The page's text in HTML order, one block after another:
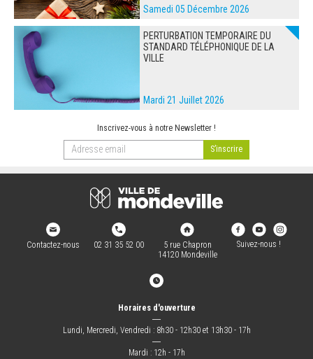
Samedi 05 Décembre 2026
PERTURBATION TEMPORAIRE DU
STANDARD TÉLÉPHONIQUE DE LA
VILLE
Mardi 21 Juillet 2026
Inscrivez-vous à notre Newsletter !
Contactez-nous 02 31 35 52 00
5 rue Chapron
14120 Mondeville
Suivez-nous !
Horaires d'ouverture
―
Lundi, Mercredi, Vendredi : 8h30 - 12h30 et 13h30 - 17h
―
Mardi : 12h - 17h